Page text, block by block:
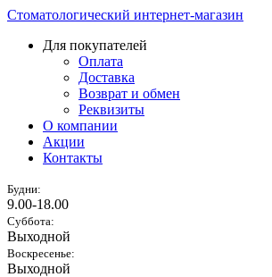
Стоматологический интернет-магазин
Для покупателей
Оплата
Доставка
Возврат и обмен
Реквизиты
О компании
Акции
Контакты
Будни:
9.00-18.00
Суббота:
Выходной
Воскресенье:
Выходной